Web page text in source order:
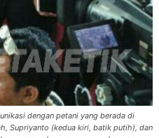
dengan petani yang berada di
Supriyanto (kedua kiri, batik putih), dan